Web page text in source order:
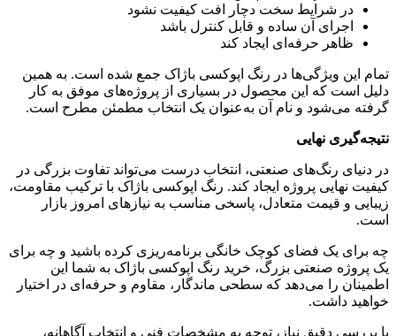
در شرایط سخت دچار افت کیفیت نشود
اجرای آن ساده و قابل کنترل باشد
ظاهر حرفه‌ای ایجاد کند
تمام این ویژگی‌ها در رنگ اپوکسی باژاک جمع شده است. به همین
دلیل است که این محصول در بسیاری از پروژه‌های موفق به کار
گرفته می‌شود و نام آن به‌عنوان یک انتخاب مطمئن مطرح است.
نتیجه‌گیری نهایی
در دنیای رنگ‌های صنعتی، انتخاب درست می‌تواند تفاوت بزرگی در
کیفیت نهایی پروژه ایجاد کند. رنگ اپوکسی باژاک با ترکیب مقاومت،
زیبایی و قیمت متعادل، پاسخی مناسب به نیازهای امروز بازار
است.
چه برای یک فضای کوچک خانگی برنامه‌ریزی کرده باشید و چه برای
یک پروژه صنعتی بزرگ، خرید رنگ اپوکسی باژاک به شما این
اطمینان را می‌دهد که سطحی ماندگار، مقاوم و حرفه‌ای در اختیار
خواهید داشت.
با بررسی دقیق نیاز، توجه به مشخصات فنی و انتخاب آگاهانه،